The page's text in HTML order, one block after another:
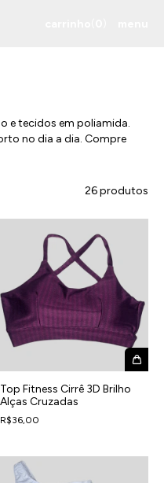
e tecidos em poliamida.
no dia a dia. Compre
26 produtos
Top Fitness Cirrê 3D Brilho
Alças Cruzadas
R$36,00